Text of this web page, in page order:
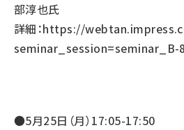
部淳也氏
詳細：https://
seminar_session=seminar_B-8
●5月25日（月）17:05-17:50